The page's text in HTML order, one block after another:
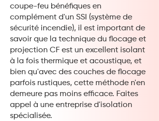
coupe-feu bénéfiques en
complément d'un SSI (système de
sécurité incendie), il est important de
savoir que la technique du flocage et
projection CF est un excellent isolant
à la fois thermique et acoustique, et
bien qu'avec des couches de flocage
parfois rustiques, cette méthode n'en
demeure pas moins efficace. Faites
appel à une entreprise d'isolation
spécialisée.